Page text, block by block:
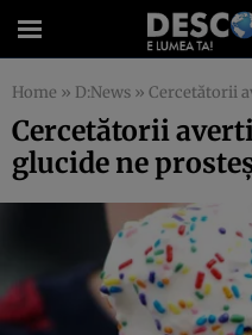
Home » D:News » Cercetătorii
Cercetătorii
glucide ne